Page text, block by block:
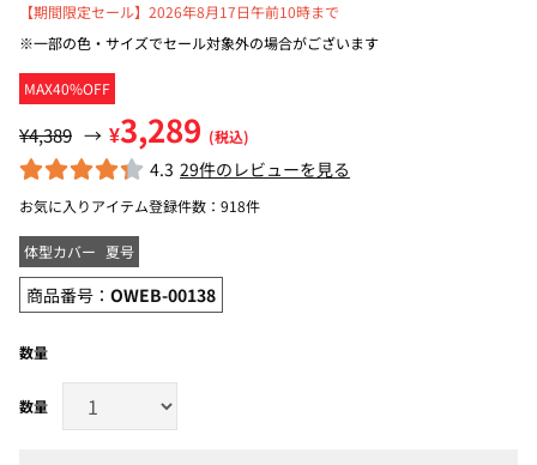
MAX40%OFF
【期間限定セール】2026年8月17日午前10時まで
※一部の色・サイズでセール対象外の場合がございます
¥4,389 → ¥3,289 (税込)
4.3 29件のレビューを見る
お気に入りアイテム登録件数： 918件
体型カバー 夏号
商品番号： OWEB-00138
数量